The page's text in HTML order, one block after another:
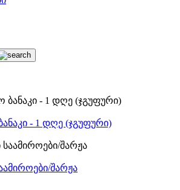
- 1 დღე (ჯგუფური)
შარჟა